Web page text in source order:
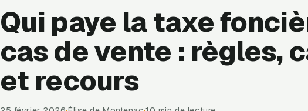
Qui paye la taxe
cas de vente : règles,
et recours